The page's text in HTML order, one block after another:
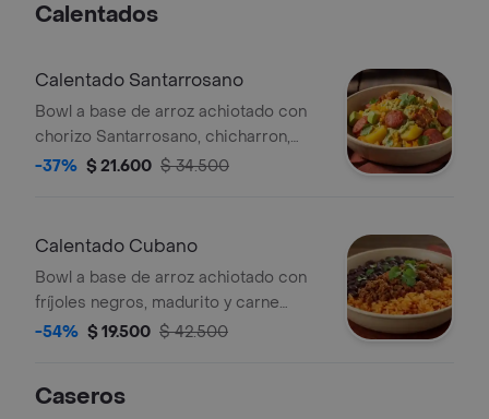
Calentados
Calentado Santarrosano
Bowl a base de arroz achiotado con
chorizo Santarrosano, chicharron,
salsa verde, agacate, papa, madurito y
-37% $ 21.600 $ 34.500
Calentado Cubano
Bowl a base de arroz achiotado con
fríjoles negros, madurito y carne
molida. Recomendado con adición de
-54% $ 19.500 $ 42.500
Caseros